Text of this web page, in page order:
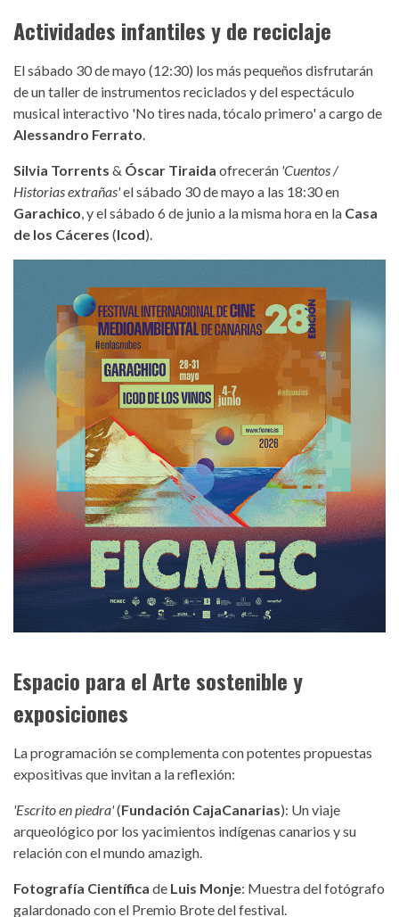
Actividades infantiles y de reciclaje
El sábado 30 de mayo (12:30) los más pequeños disfrutarán
de un taller de instrumentos reciclados y del espectáculo
musical interactivo 'No tires nada, tócalo primero' a cargo de
Alessandro Ferrato.
Silvia Torrents & Óscar Tiraida ofrecerán 'Cuentos /
Historias extrañas'el sábado 30 de mayo a las 18:30 en
Garachico, y el sábado 6 de junio a la misma hora en la Casa
de los Cáceres (Icod).
28ficmec-cartel-2026.jpg
Espacio para el Arte sostenible y
exposiciones
La programación se complementa con potentes propuestas
expositivas que invitan a la reflexión:
'Escrito en piedra'(Fundación CajaCanarias): Un viaje
arqueológico por los yacimientos indígenas canarios y su
relación con el mundo amazigh.
Fotografía Científica de Luis Monje: Muestra del fotógrafo
galardonado con el Premio Brote del festival.